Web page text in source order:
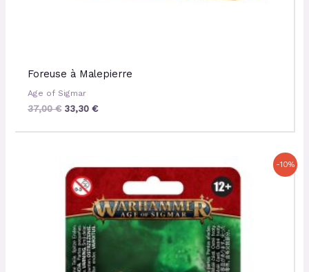
Foreuse à Malepierre
Age of Sigmar
37,00€ 33,30 €
-10%
prix
initial
était :
29,50 €.
actuel
est :
26,55 €.